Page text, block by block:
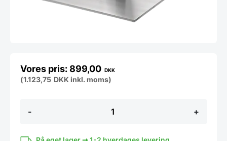
-
børstet
+
899,00 DKK
(1.123,75 DKK inkl. moms)